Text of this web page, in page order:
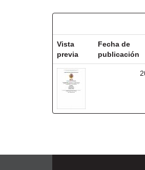
Vista
previa
Fecha de
publicación